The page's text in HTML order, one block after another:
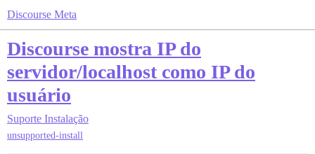
Discourse Meta
Discourse mostra IP do
servidor/localhost como IP do
usuário
Suporte Instalação
unsupported-install